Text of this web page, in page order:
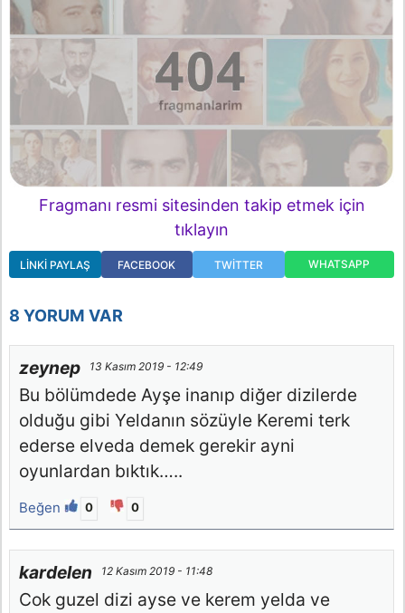
Fragmanı resmi sitesinden takip etmek için
tıklayın
LINKI PAYLAŞ FACEBOOK TWITTER WHATSAPP
8 YORUM VAR
zeynep 13 Kasım 2019 - 12:49
Bu bölümdede Ayşe inanıp diğer dizilerde
olduğu gibi Yeldanın sözüyle Keremi terk
ederse elveda demek gerekir ayni
oyunlardan bıktık…..
Beğen 0 0
kardelen 12 Kasım 2019 - 11:48
Cok guzel dizi ayse ve kerem yelda ve